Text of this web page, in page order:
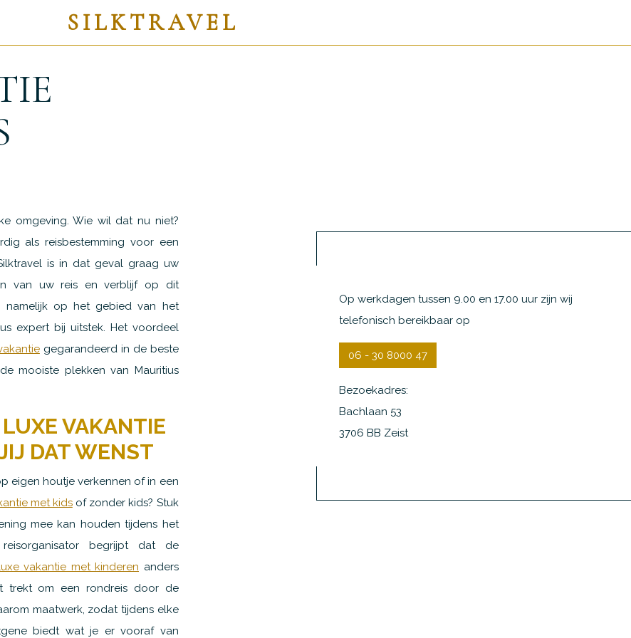
SILKTRAVEL
omgeving. Wie wil dat nu niet?
als reisbestemming voor een
is in dat geval graag uw
van uw reis en verblijf op dit
namelijk op het gebied van het
expert bij uitstek. Het voordeel
gegarandeerd in de beste
mooiste plekken van Mauritius
VAKANTIE
DAT WENST
eigen houtje verkennen of in een
met kids of zonder kids? Stuk
mee kan houden tijdens het
begrijpt dat de
vakantie met kinderen anders
trekt om een rondreis door de
maatwerk, zodat tijdens elke
biedt wat je er vooraf van
Op werkdagen tussen 9.00 en 17.00 uur zijn wij
telefonisch bereikbaar op
06 - 30 8000 47
Bezoekadres:
Bachlaan 53
3706 BB Zeist